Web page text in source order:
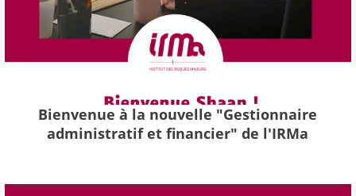
Bienvenue à la nouvelle "Gestionnaire
administratif et financier" de l'IRMa